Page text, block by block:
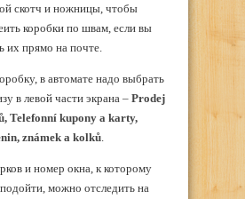
скотч и ножницы, чтобы
коробки по швам, если вы
их прямо на почте.
в автомате надо выбрать
в левой части экрана – Prodej
Telefonní kupony a karty,
známek a kolků
и номер окна, к которому
можно отследить на